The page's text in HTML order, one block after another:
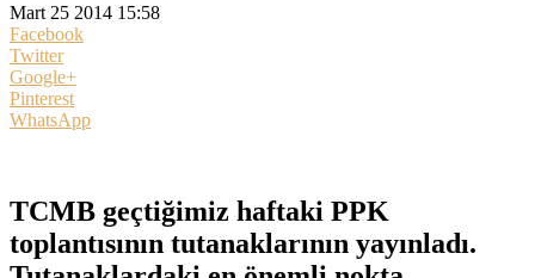
Mart 25 2014 15:58
Facebook
Twitter
Google+
Pinterest
WhatsApp
TCMB geçtiğimiz haftaki PPK
toplantısının tutanaklarının yayınladı.